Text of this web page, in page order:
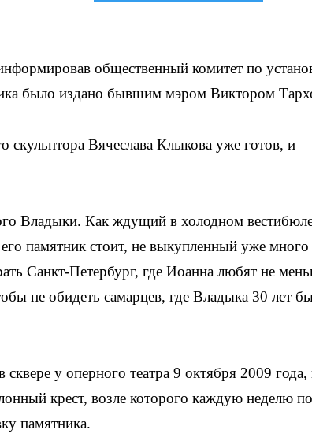
общественный комитет по
было издано бывшим мэром Виктором
скульптора Вячеслава Клыкова уже готов, и
Владыки. Как ждущий в холодном
памятник стоит, не выкупленный уже много
Санкт-Петербург, где Иоанна любят не
не обидеть самарцев, где Владыка 30 лет
у оперного театра 9 октября 2009 года,
крест, возле которого каждую неделю по
памятника.